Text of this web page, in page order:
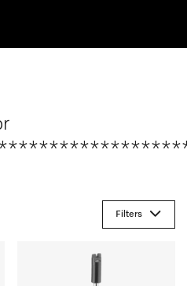
Filters